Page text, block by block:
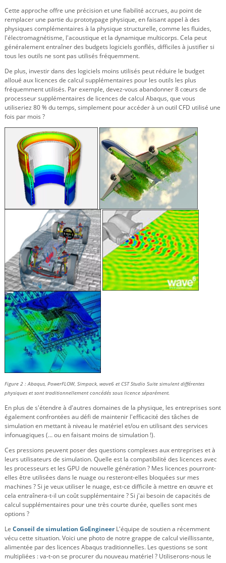
Cette approche offre une précision et une fiabilité accrues, au point de
remplacer une partie du prototypage physique, en faisant appel à des
physiques complémentaires à la physique structurelle, comme les fluides,
l'électromagnétisme, l'acoustique et la dynamique multicorps. Cela peut
généralement entraîner des budgets logiciels gonflés, difficiles à justifier si
tous les outils ne sont pas utilisés fréquemment.
De plus, investir dans des logiciels moins utilisés peut réduire le budget
alloué aux licences de calcul supplémentaires pour les outils les plus
fréquemment utilisés. Par exemple, devez-vous abandonner 8 cœurs de
processeur supplémentaires de licences de calcul Abaqus, que vous
utiliseriez 80 % du temps, simplement pour accéder à un outil CFD utilisé une
fois par mois ?
Figure 2 : Abaqus, PowerFLOW, Simpack, wave6 et CST Studio Suite simulent différentes
physiques et sont traditionnellement concédés sous licence séparément.
En plus de s'étendre à d'autres domaines de la physique, les entreprises sont
également confrontées au défi de maintenir l'efficacité des tâches de
simulation en mettant à niveau le matériel et/ou en utilisant des services
infonuagiques (… ou en faisant moins de simulation !).
Ces pressions peuvent poser des questions complexes aux entreprises et à
leurs utilisateurs de simulation. Quelle est la compatibilité des licences avec
les processeurs et les GPU de nouvelle génération ? Mes licences pourront-
elles être utilisées dans le nuage ou resteront-elles bloquées sur mes
machines ? Si je veux utiliser le nuage, est-ce difficile à mettre en œuvre et
cela entraînera-t-il un coût supplémentaire ? Si j'ai besoin de capacités de
calcul supplémentaires pour une très courte durée, quelles sont mes
options ?
Le Conseil de simulation GoEngineer L'équipe de soutien a récemment
vécu cette situation. Voici une photo de notre grappe de calcul vieillissante,
alimentée par des licences Abaqus traditionnelles. Les questions se sont
multipliées : va-t-on se procurer du nouveau matériel ? Utiliserons-nous le